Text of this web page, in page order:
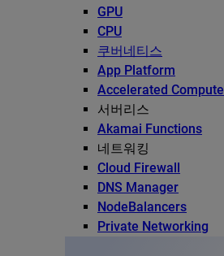
GPU
CPU
쿠버네티스
App Platform
Accelerated Compute
서버리스
Akamai Functions
네트워킹
Cloud Firewall
DNS Manager
NodeBalancers
Private Networking